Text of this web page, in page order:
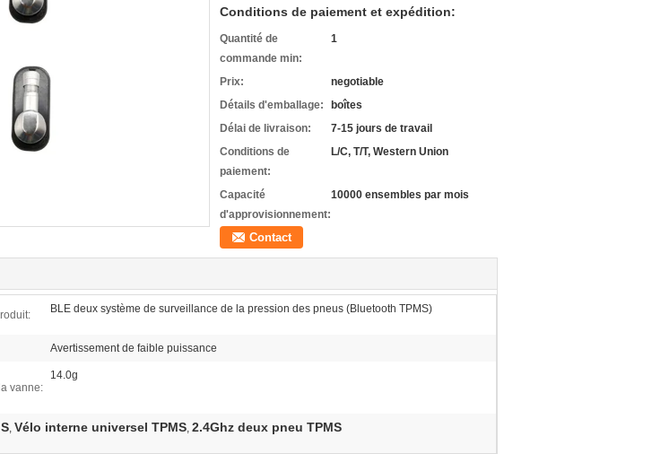
Conditions de paiement et expédition:
Quantité de
commande min:
1
Prix:
negotiable
Détails d'emballage:
boîtes
Délai de livraison:
7-15 jours de travail
Conditions de
paiement:
L/C, T/T, Western Union
Capacité
d'approvisionnement:
10000 ensembles par mois
Contact
BLE deux système de surveillance de la pression des pneus (Bluetooth TPMS)
Avertissement de faible puissance
vanne:
14.0g
, Vélo interne universel TPMS, 2.4Ghz deux pneu TPMS